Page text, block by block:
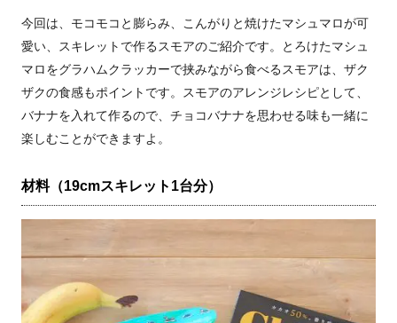
今回は、モコモコと膨らみ、こんがりと焼けたマシュマロが可
愛い、スキレットで作るスモアのご紹介です。とろけたマシュ
マロをグラハムクラッカーで挟みながら食べるスモアは、ザク
ザクの食感もポイントです。スモアのアレンジレシピとして、
バナナを入れて作るので、チョコバナナを思わせる味も一緒に
楽しむことができますよ。
材料（19cmスキレット1台分）